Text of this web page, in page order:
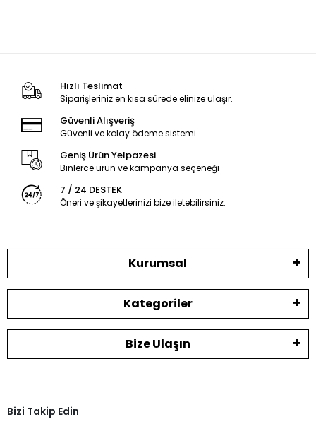
Hızlı Teslimat
Siparişleriniz en kısa sürede elinize ulaşır.
Güvenli Alışveriş
Güvenli ve kolay ödeme sistemi
Geniş Ürün Yelpazesi
Binlerce ürün ve kampanya seçeneği
7 / 24 DESTEK
Öneri ve şikayetlerinizi bize iletebilirsiniz.
Kurumsal
Kategoriler
Bize Ulaşın
Bizi Takip Edin